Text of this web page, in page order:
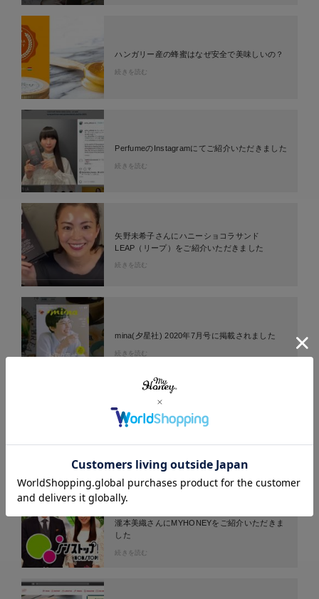
ハンガリー産の蜂蜜はなぜ安全で美味しいの？
続きを読む
PerfumeのInstagramにてご紹介いただきました
続きを読む
矢野未希子さんにハニーショコラサンド
LEAP（リープ）をご紹介いただきました
続きを読む
mina(夕星社) 2020年7月号に掲載されました
続きを読む
神崎恵さまのInstagramにてご紹介いただきま
瀧本美織さんにMYHONEYをご紹介いただきま
した
続きを読む